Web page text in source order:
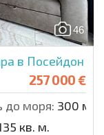
46
в Посейдон
257 000 €
до моря: 300 м.
кв. м.